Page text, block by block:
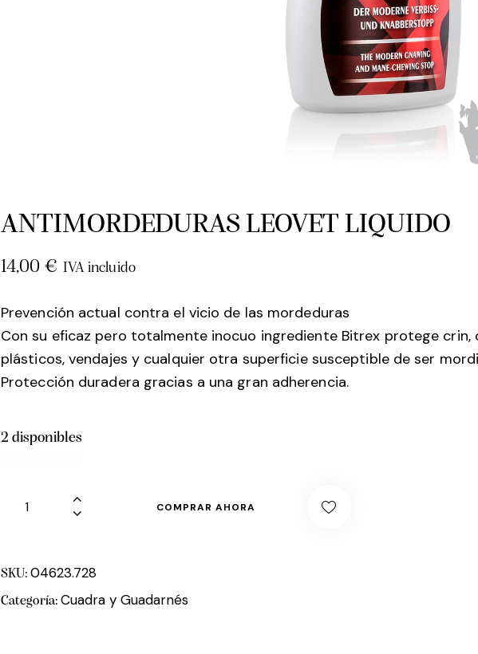
ANTIMORDEDURAS LEOVET LIQUIDO
14,00 € IVA incluido
Prevención actual contra el vicio de las mordeduras
Con su eficaz pero totalmente inocuo ingrediente Bitrex protege crin,
plásticos, vendajes y cualquier otra superficie susceptible de ser
Protección duradera gracias a una gran adherencia.
2 disponibles
COMPRAR AHORA
SKU:04623.728
Categoría:Cuadra y Guadarnés